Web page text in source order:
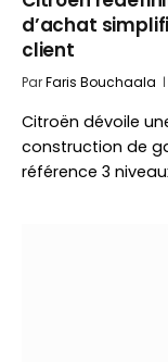
d’achat
client
ParFaris Bouchaala
Citroën dévoile
construction de
référence 3